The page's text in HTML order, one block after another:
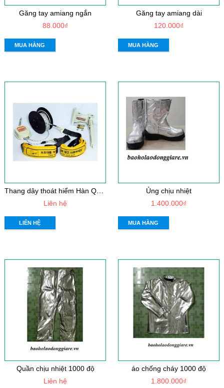
Găng tay amiang ngắn
88.000₫
MUA HÀNG
Găng tay amiang dài
120.000₫
MUA HÀNG
T
hang dây thoát hiểm Hàn Quốc
Liên hệ
LIÊN HỆ
Ủng chịu nhiệt
1.400.000₫
MUA HÀNG
Quần chịu nhiệt 1000 độ
Liên hệ
áo chống cháy 1000 độ
1.800.000₫